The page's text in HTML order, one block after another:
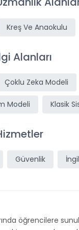
Kreş Ve Anaokulu
Alanları
Çoklu Zeka Modeli
Modeli Klasik
Güvenlik
öğrencilere